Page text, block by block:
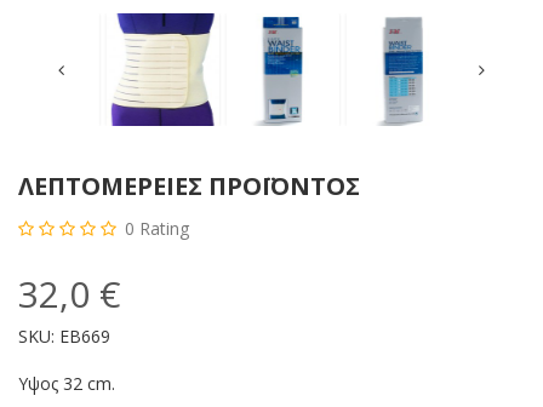
ΛΕΠΤΟΜΈΡΕΙΕΣ ΠΡΟΪΌΝΤΟΣ
0 Rating
32,0 €
SKU: EB669
Υψος 32 cm.